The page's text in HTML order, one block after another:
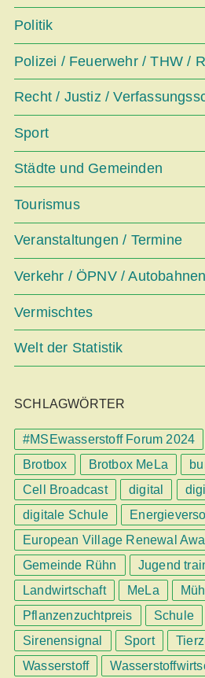
Politik
Polizei / Feuerwehr / THW /
Recht / Justiz /
Sport
Städte und Gemeinden
Tourismus
Veranstaltungen / Termine
Verkehr / ÖPNV /
Vermischtes
Welt der Statistik
SCHLAGWÖRTER
#MSEwasserstoff Forum 2024
Brotbox
Brotbox MeLa
Cell Broadcast
digital
digitale Schule
European Village Renewal
Gemeinde Rühn
Jugend
Landwirtschaft
MeLa
Pflanzenzuchtpreis
Schule
Sirenensignal
Sport
Wasserstoff